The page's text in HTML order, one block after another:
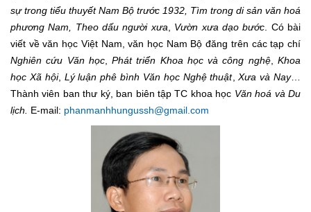
sự trong tiểu thuyết Nam Bộ trước 1932, Tìm trong di sản văn hoá
phương Nam, Theo dấu người xưa
Vườn xưa dạo bước . Có bài
viết về văn học Việt Nam, văn học Nam Bộ đăng trên các tạp chí
Nghiên cứu Văn học,Phát triển Khoa học và công nghệ,Khoa
học Xã hội, Lý luận phê bình Văn học Nghệ thuật,Xưa và Nay…
Thành viên ban thư ký, ban biên tập TC khoa học Văn hoá và Du
lịch. E-mail: phanmanhhungussh@gmail.com